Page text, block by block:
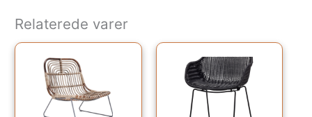
Relaterede varer